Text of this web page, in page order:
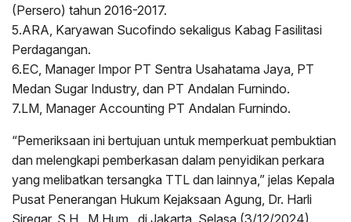
(Persero) tahun 2016-2017.
5.ARA, Karyawan Sucofindo sekaligus Kabag Fasilitasi
Perdagangan.
6.EC, Manager Impor PT Sentra Usahatama Jaya, PT
Medan Sugar Industry, dan PT Andalan Furnindo.
7.LM, Manager Accounting PT Andalan Furnindo.
“Pemeriksaan ini bertujuan untuk memperkuat pembuktian
dan melengkapi pemberkasan dalam penyidikan perkara
yang melibatkan tersangka TTL dan lainnya,” jelas Kepala
Pusat Penerangan Hukum Kejaksaan Agung, Dr. Harli